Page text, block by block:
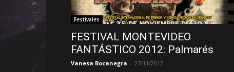
Festivales
FESTIVAL MONTEVIDEO
FANTÁSTICO 2012: Palmarés
Vanesa Bocanegra - 27/11/2012